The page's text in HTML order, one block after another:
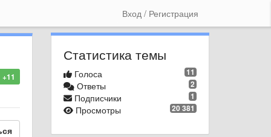
Вход / Регистрация
+11
Статистика темы
11
Голоса
2
Ответы
1
Подписчики
20 381
Просмотры